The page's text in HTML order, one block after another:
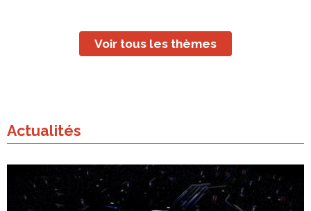
Voir tous les thèmes
Actualités